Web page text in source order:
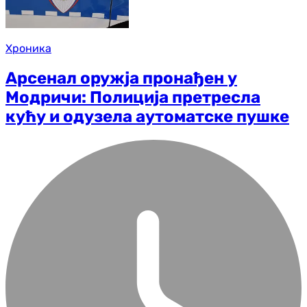
Хроника
Арсенал оружја пронађен у
Модричи: Полиција претресла
кућу и одузела аутоматске пушке